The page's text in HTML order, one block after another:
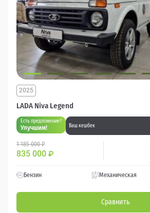
LADA Niva Legend
2025
Есть предложение?
Улучшим! Ваш кешбек
1 185 000 ₽
835 000 ₽
Бензин Механическая
Сравнить